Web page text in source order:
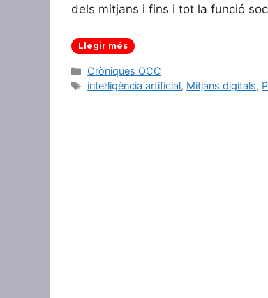
dels mitjans i fins i tot la funció
Llegir més
Categories
Cròniques OCC
Etiquetes
intel·ligència artificial, Mitjans digitals,